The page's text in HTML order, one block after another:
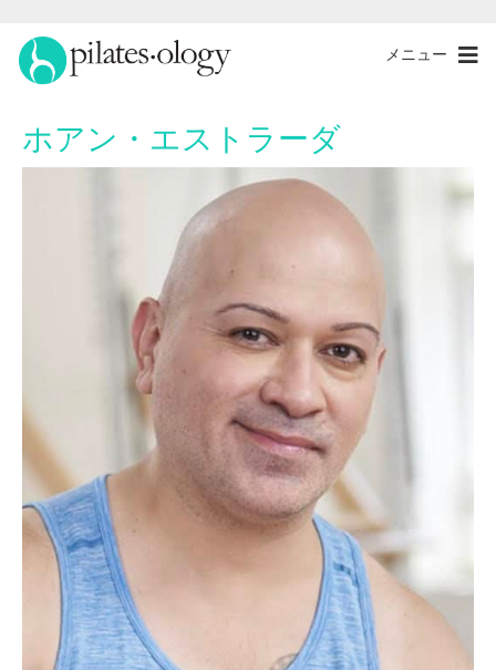
メニュー
ホアン・エストラーダ